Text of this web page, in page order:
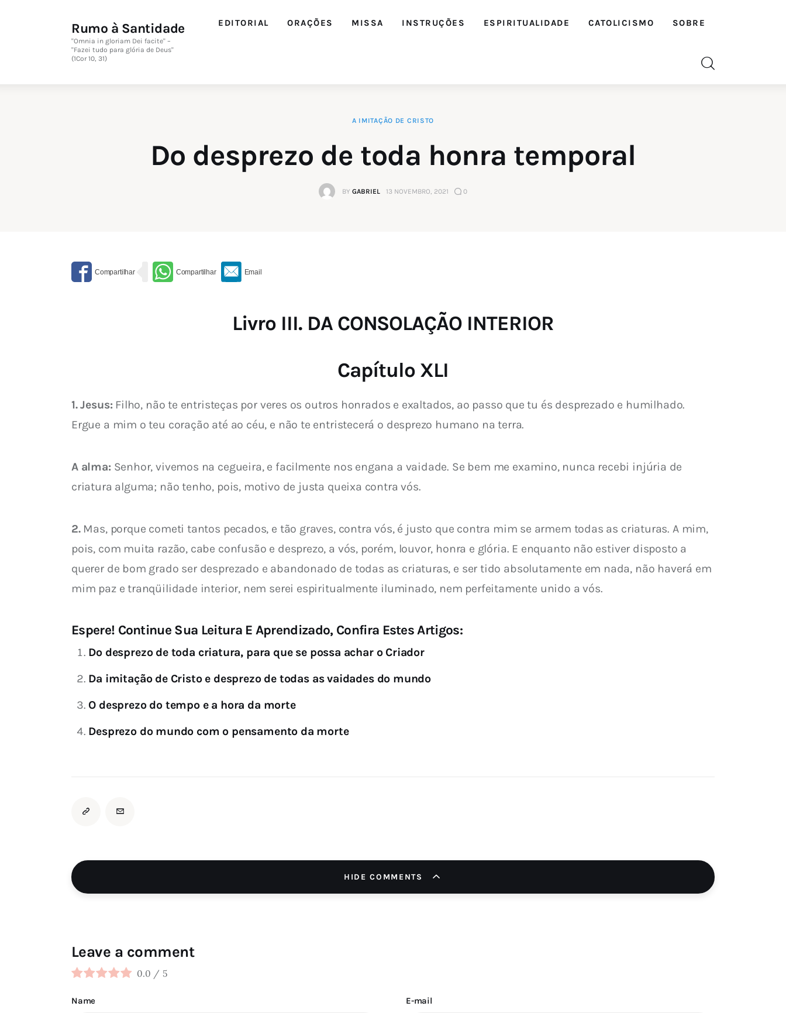
Rumo à Santidade
"Omnia in gloriam Dei facite" –
"Fazei tudo para glória de Deus"
(1Cor 10, 31)
EDITORIAL ORAÇÕES MISSA INSTRUÇÕES ESPIRITUALIDADE CATOLICISMO SOBRE
A IMITAÇÃO DE CRISTO
Do desprezo de toda honra temporal
BY GABRIEL 13 NOVEMBRO, 2021 0
Livro III. DA CONSOLAÇÃO INTERIOR
Capítulo XLI
1. Jesus: Filho, não te entristeças por veres os outros honrados e exaltados, ao passo que tu és desprezado e humilhado.
Ergue a mim o teu coração até ao céu, e não te entristecerá o desprezo humano na terra.
A alma: Senhor, vivemos na cegueira, e facilmente nos engana a vaidade. Se bem me examino, nunca recebi injúria de
criatura alguma; não tenho, pois, motivo de justa queixa contra vós.
2. Mas, porque cometi tantos pecados, e tão graves, contra vós, é justo que contra mim se armem todas as criaturas. A mim,
pois, com muita razão, cabe confusão e desprezo, a vós, porém, louvor, honra e glória. E enquanto não estiver disposto a
querer de bom grado ser desprezado e abandonado de todas as criaturas, e ser tido absolutamente em nada, não haverá em
mim paz e tranqüilidade interior, nem serei espiritualmente iluminado, nem perfeitamente unido a vós.
Espere! Continue Sua Leitura E Aprendizado, Confira Estes Artigos:
Do desprezo de toda criatura, para que se possa achar o Criador
Da imitação de Cristo e desprezo de todas as vaidades do mundo
O desprezo do tempo e a hora da morte
Desprezo do mundo com o pensamento da morte
HIDE COMMENTS
Leave a comment
0.0 / 5
Name E-mail